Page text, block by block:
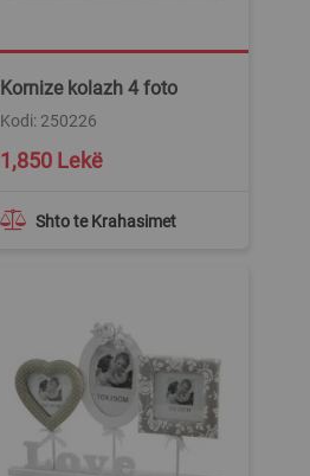
Kornize kolazh 4 foto
Kodi: 250226
Shto te Krahasimet
1,850 Lekë